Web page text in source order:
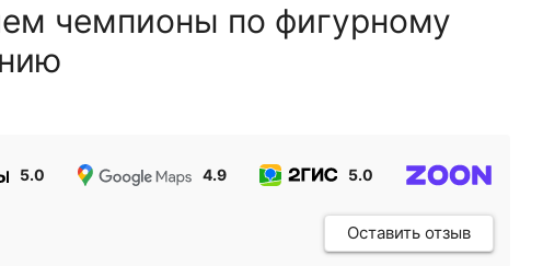
чемпионы по фигурному
5.0 4.9 5.0
Оставить отзыв